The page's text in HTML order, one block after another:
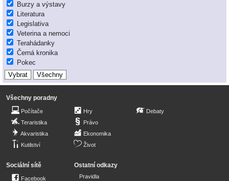
Burzy a výstavy
Literatura
Legislativa
Veterina a nemoci
Terahádanky
Černá kronika
Pokec
Všechny poradny
Počítače
Teraristika
Akvaristika
Kutilství
Hry
Právo
Ekonomika
Život
Debaty
Sociální sítě
Facebook
Ostatní odkazy
Pravidla